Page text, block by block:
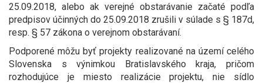
25.09.2018, alebo ak verejné obstarávanie začaté podľa
predpisov účinných do 25.09.2018 zrušili v súlade s § 187d,
resp. § 57 zákona o verejnom obstarávaní.
Podporené môžu byť projekty realizované na území celého
Slovenska s výnimkou Bratislavského kraja, pričom
rozhodujúce je miesto realizácie projektu, nie sídlo